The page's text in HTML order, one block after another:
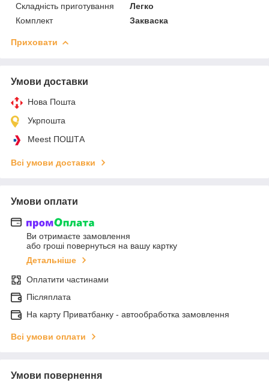
Складність приготування
Легко
Комплект
Закваска
Приховати
Умови доставки
Нова Пошта
Укрпошта
Meest ПОШТА
Всі умови доставки
Умови оплати
Ви отримаєте замовлення
або гроші повернуться на вашу картку
Детальніше
Оплатити частинами
Післяплата
На карту Приватбанку - автообработка замовлення
Всі умови оплати
Умови повернення